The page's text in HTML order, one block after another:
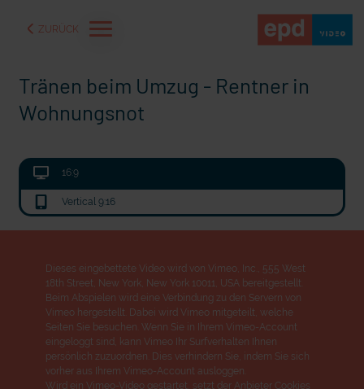
ZURÜCK
oder "Deppen der "Wir bauen Cherson wieder auf" - Optimismus in der
Tränen beim Umzug - Rentner in
Wohnungsnot
16:9
Vertical 9:16
Dieses eingebettete Video wird von Vimeo, Inc., 555 West
18th Street, New York, New York 10011, USA bereitgestellt.
Beim Abspielen wird eine Verbindung zu den Servern von
Vimeo hergestellt. Dabei wird Vimeo mitgeteilt, welche
Seiten Sie besuchen. Wenn Sie in Ihrem Vimeo-Account
eingeloggt sind, kann Vimeo Ihr Surfverhalten Ihnen
persönlich zuzuordnen. Dies verhindern Sie, indem Sie sich
vorher aus Ihrem Vimeo-Account ausloggen.
Wird ein Vimeo-Video gestartet, setzt der Anbieter Cookies